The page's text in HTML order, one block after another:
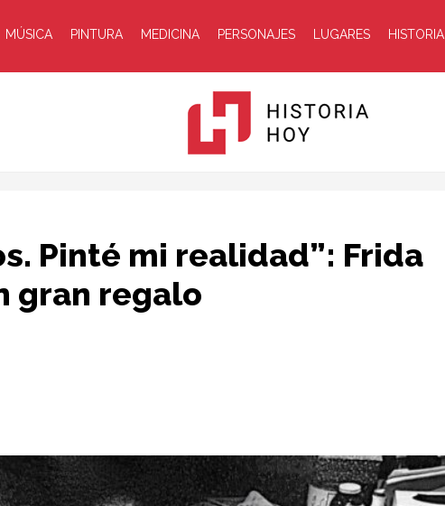
MÚSICA PINTURA MEDICINA PERSONAJES LUGARES HISTORIA
Pinté mi realidad”: Frida
gran regalo